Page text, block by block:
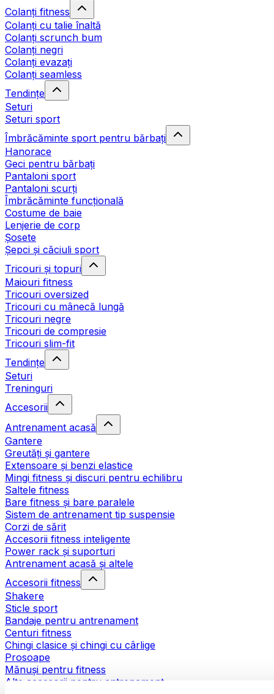
Colanți fitness
Colanți cu talie înaltă
Colanți scrunch bum
Colanți negri
Colanți evazați
Colanți seamless
Tendințe
Seturi
Seturi sport
Îmbrăcăminte sport pentru bărbați
Hanorace
Geci pentru bărbați
Pantaloni sport
Pantaloni scurți
Îmbrăcăminte funcțională
Costume de baie
Lenjerie de corp
Șosete
Șepci și căciuli sport
Tricouri și topuri
Maiouri fitness
Tricouri oversized
Tricouri cu mânecă lungă
Tricouri negre
Tricouri de compresie
Tricouri slim-fit
Tendințe
Seturi
Treninguri
Accesorii
Antrenament acasă
Gantere
Greutăți și gantere
Extensoare și benzi elastice
Mingi fitness și discuri pentru echilibru
Saltele fitness
Bare fitness și bare paralele
Sistem de antrenament tip suspensie
Corzi de sărit
Accesorii fitness inteligente
Power rack și suporturi
Antrenament acasă și altele
Accesorii fitness
Shakere
Sticle sport
Bandaje pentru antrenament
Centuri fitness
Chingi clasice și chingi cu cârlige
Prosoape
Mănuși pentru fitness
Alte accesorii pentru antrenament